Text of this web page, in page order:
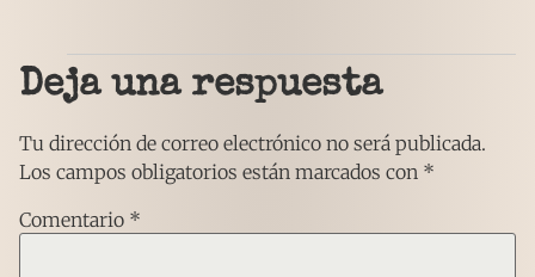
Deja una respuesta
Tu dirección de correo electrónico no será publicada.
Los campos obligatorios están marcados con *
Comentario *